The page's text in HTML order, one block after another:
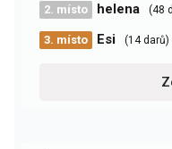
2. místo helena (48
3. místo Esi (14 darů)